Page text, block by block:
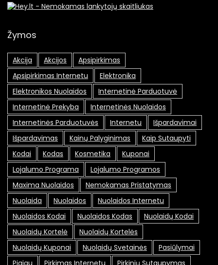
Žymos
Akcija Akcijos
Apsipirkimas
Apsipirkimas Internetu
Elektronika
Elektronikos Nuolaidos
Internetinė Parduotuvė
Internetinė Prekyba
Internetinės Nuolaidos
Internetinės Parduotuvės
Internetu
Išpardavimai
Išpardavimas
Kainų Palyginimas
Kaip Sutaupyti
Kodai
Kodas Kosmetika
Kuponai
Lojalumo Programa
Lojalumo Programos
Maxima Nuolaidos
Nemokamas Pristatymas
Nuolaida
Nuolaidos
Nuolaidos Internetu
Nuolaidos Kodai
Nuolaidos Kodas
Nuolaidų Kodai
Nuolaidų Kortelė
Nuolaidų Kortelės
Nuolaidų Kuponai
Nuolaidų Svetainės
Pasiūlymai
Pigiau
Pirkimas Internetu Pirkinių Sutaupymas